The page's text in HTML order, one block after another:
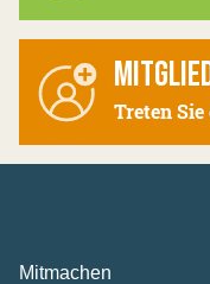
Treten
Mitmachen